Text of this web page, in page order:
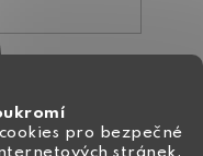
pro bezpečné